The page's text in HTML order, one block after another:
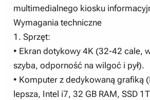
multimedialnego kiosku
Wymagania techniczne
1. Sprzęt:
• Ekran dotykowy 4K (32-42 cale,
szyba, odporność na wilgoć i pył).
• Komputer z dedykowaną grafiką
lepsza, Intel i7, 32 GB RAM, SSD